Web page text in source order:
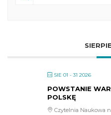
SIE 01 - 31 2026
POWSTANIE
POLSKĘ
Czytelnia Naukowa